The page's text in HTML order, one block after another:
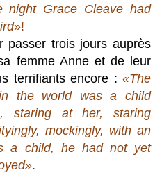
night Grace Cleave had
»!
passer trois jours auprès
femme Anne et de leur
terrifiants encore : «The
the world was a child
staring at her, staring
mockingly, with an
a child, he had not yet
».